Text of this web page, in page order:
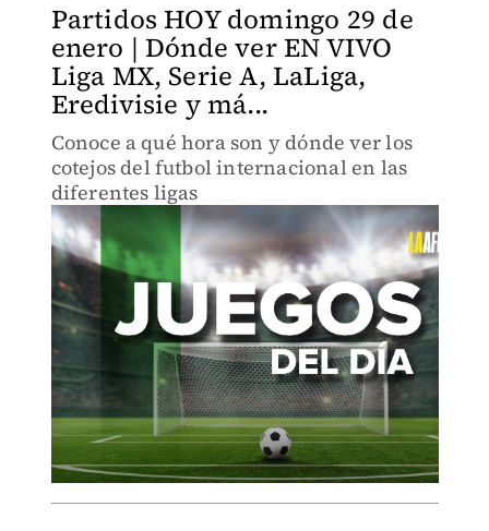
Partidos HOY domingo 29 de
enero | Dónde ver EN VIVO
Liga MX, Serie A, LaLiga,
Eredivisie y má...
Conoce a qué hora son y dónde ver los
cotejos del futbol internacional en las
diferentes ligas